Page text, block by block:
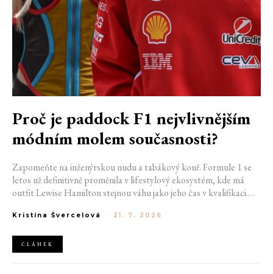
Proč je paddock F1 nejvlivnějším
módním molem současnosti?
Zapomeňte na inženýrskou nudu a tabákový kouř. Formule 1 se
letos už definitivně proměnila v lifestylový ekosystém, kde má
outfit Lewise Hamilton stejnou váhu jako jeho čas v kvalifikaci.
nové generace influencerů a fenoménu manželek a partnerek
ale příslušnost k nejrychlejší fashion komunitě světa. Jak se z
"Racing Core" stala uniforma ulice a proč nás drama v paddocku
Kristína Švercelová - 21. 7. 2026
ČLÁNEK